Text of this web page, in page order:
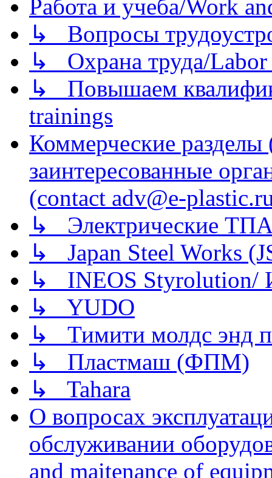
Работа и учеба/Work
↳ Вопросы
↳ Охрана труда/Labor
↳ Повышаем
trainings
Коммерческие
заинтересованные
(contact adv@e-
↳ Электрические
↳ Japan Steel Works
↳ INEOS
↳ YUDO
↳ Тимити молдс энд
↳ Пластмаш (ФПМ)
↳ Tahara
О вопросах
обслуживании
and maitenance of